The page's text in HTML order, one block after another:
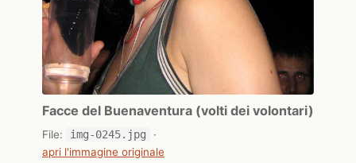
Facce del Buenaventura (volti dei volontari)
File: img-0245.jpg
·
apri l'immagine originale